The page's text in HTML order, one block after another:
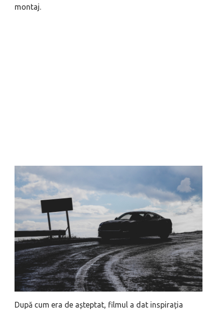
montaj.
După cum era de așteptat, filmul a dat inspirația